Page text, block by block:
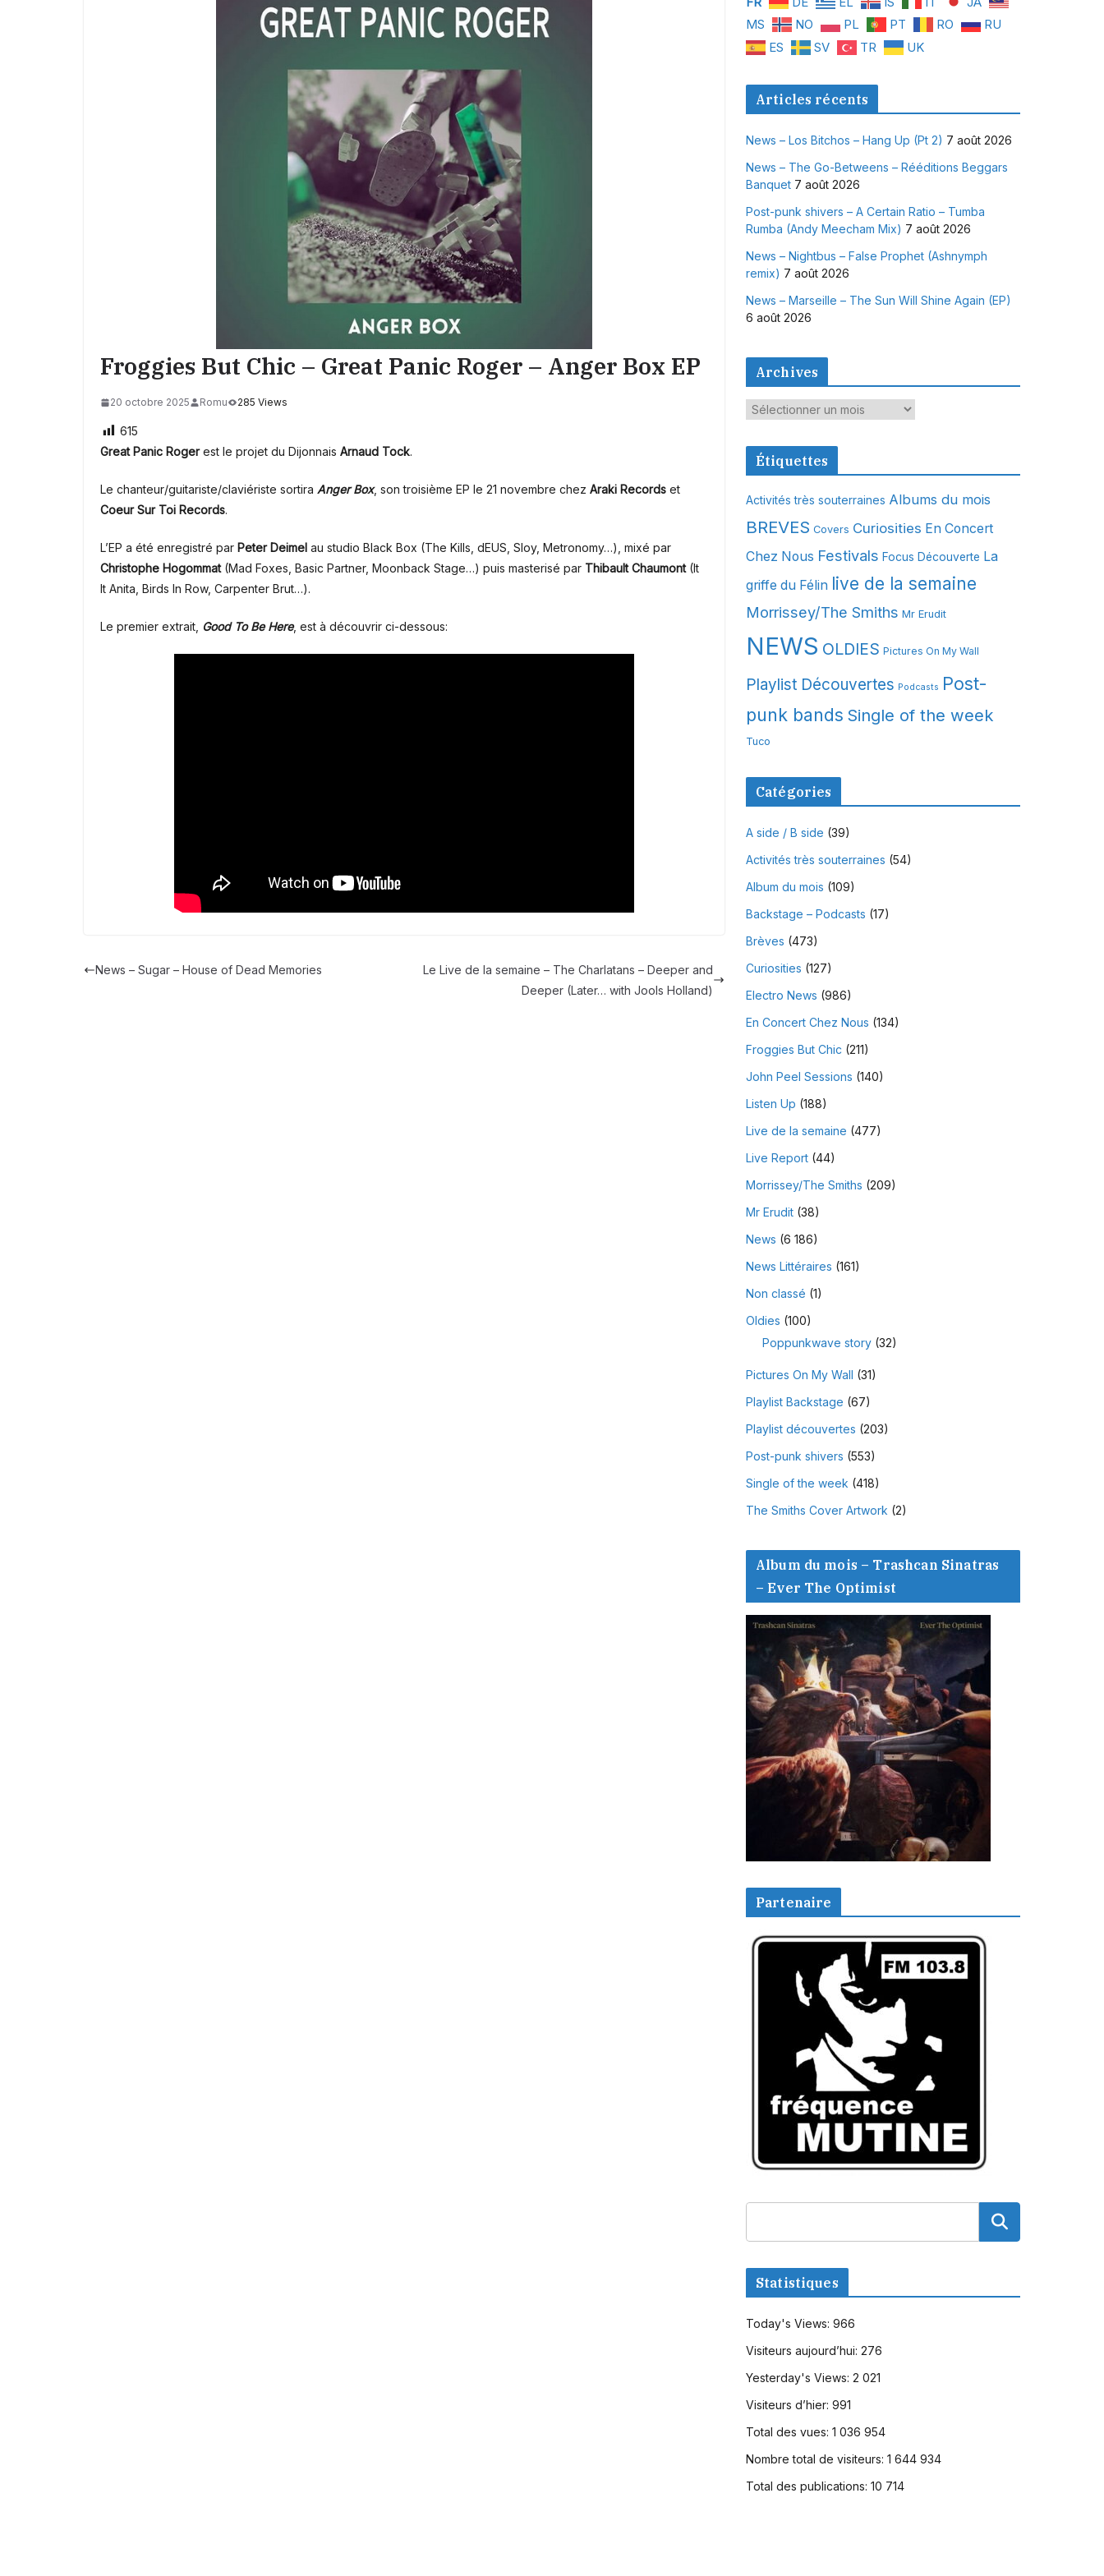
Froggies But Chic – Great Panic Roger – Anger Box EP
20 octobre 2025 Romu 285 Views
615
Great Panic Rogerest le projet du Dijonnais Arnaud Tock.
Le chanteur/guitariste/claviériste sortira Anger Box, son troisième EP le 21 novembre chez Araki Records et
Coeur Sur Toi Records.
L’EP a été enregistré par Peter Deimel au studio Black Box (The Kills, dEUS, Sloy, Metronomy…), mixé par
Christophe Hogommat(Mad Foxes, Basic Partner, Moonback Stage…) puis masterisé par Thibault Chaumont(It
It Anita, Birds In Row, Carpenter Brut…).
Le premier extrait, Good To Be Here, est à découvrir ci-dessous:
News – Sugar – House of Dead Memories
Le Live de la semaine – The Charlatans – Deeper and
Deeper (Later… with Jools Holland)
MS
NO PL PT RO
RU
ES
SV TR UK
Articles récents
News – Los Bitchos – Hang Up (Pt 2) 7 août 2026
News – The Go-Betweens – Rééditions Beggars
Banquet 7 août 2026
Post-punk shivers – A Certain Ratio – Tumba
Rumba (Andy Meecham Mix) 7 août 2026
News – Nightbus – False Prophet (Ashnymph
remix) 7 août 2026
News – Marseille – The Sun Will Shine Again (EP)
6 août 2026
Archives
A
c
e
s
Étiquettes
Activités très souterraines Albums du mois
BREVES Covers Curiosities En Concert
Chez Nous Festivals Focus Découverte La
griffe du Félin live de la semaine
Morrissey/The Smiths Mr Erudit
NEWS OLDIES Pictures On My Wall
Playlist Découvertes Podcasts Post-
punk bands Single of the week
Tuco
Catégories
A side / B side (39)
Activités très souterraines (54)
Album du mois (109)
Backstage – Podcasts (17)
Brèves (473)
Curiosities (127)
Electro News (986)
En Concert Chez Nous (134)
Froggies But Chic (211)
John Peel Sessions (140)
Listen Up (188)
Live de la semaine (477)
Live Report(44)
Morrissey/The Smiths (209)
Mr Erudit(38)
News (6 186)
News Littéraires (161)
Non classé (1)
Oldies (100)
Poppunkwave story(32)
Pictures On My Wall (31)
Playlist Backstage (67)
Playlist découvertes (203)
Post-punk shivers (553)
Single of the week (418)
The Smiths Cover Artwork (2)
Album du mois – Trashcan Sinatras
– Ever The Optimist
Partenaire
Statistiques
Today's Views: 966
Visiteurs aujourd’hui: 276
Yesterday's Views: 2 021
Visiteurs d’hier: 991
Total des vues: 1 036 954
Nombre total de visiteurs: 1 644 934
Total des publications: 10 714